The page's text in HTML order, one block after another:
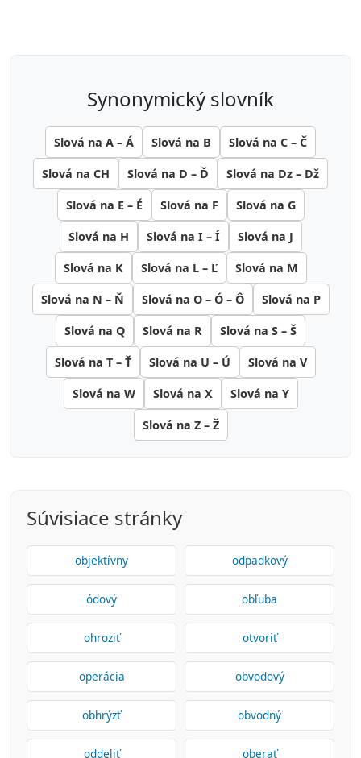
synonymický slovník
Slová na A – Á Slová na B Slová na C – Č
Slová na CH Slová na D – Ď Slová na Dz – Dž
Slová na E – É Slová na F Slová na G
Slová na H Slová na I – Í Slová na J
Slová na K Slová na L – Ľ Slová na M
Slová na N – Ň Slová na O – Ó – Ô Slová na P
Slová na Q Slová na R Slová na S – Š
Slová na T – Ť Slová na U – Ú Slová na V
Slová na W Slová na X Slová na Y
Slová na Z – Ž
Súvisiace stránky
objektívny odpadkový
ódový obľuba
ohroziť otvoriť
operácia obvodový
obhrýzť obvodný
oddeliť oberať